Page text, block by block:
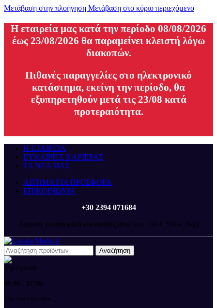
Μετάβαση στην πλοήγηση Μετάβαση στο κύριο περιεχόμενο
H εταιρεία μας κατά την περίοδο 08/08/2026
έως 23/08/2026 θα παραμείνει κλειστή λόγω
διακοπών.
Πιθανές παραγγελίες στο ηλεκτρονικό
κατάστημα, εκείνη την περίοδο, θα
εξυπηρετηθούν μετά τις 23/08 κατά
προτεραιότητα.
Η ΕΤΑΙΡΕΙΑ
ΕΥΚΑΙΡΙΕΣ ΚΑΡΙΕΡΑΣ
ΤΑ ΝΕΑ ΜΑΣ
ΑΙΤΗΜΑ ΓΙΑ ΠΡΟΣΦΟΡΑ
ΕΠΙΚΟΙΝΩΝΙΑ
+30 2394 071684
Δωρεάν μεταφορικά για αγορές άνω των 100 € *(εώς 5kg)
Αναζήτηση
09:00 - 17:00
+30 2394 071684